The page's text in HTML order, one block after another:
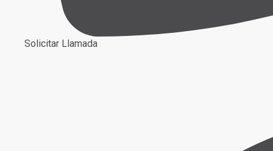
Solicitar Llamada